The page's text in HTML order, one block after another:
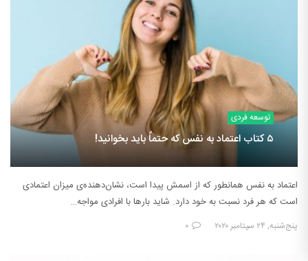
توسعه فردی
۵ کتاب اعتماد به نفس که حتماً باید بخوانید!
اعتماد به نفس همانطور که از اسمش پیدا است، نشان‌دهنده‌ی میزان اعتمادی
است که هر فرد نسبت به خود دارد. شاید بارها با افرادی مواجه…
پنج‌شنبه, ۲۴ سپتامبر ۲۰۲۰ ۰